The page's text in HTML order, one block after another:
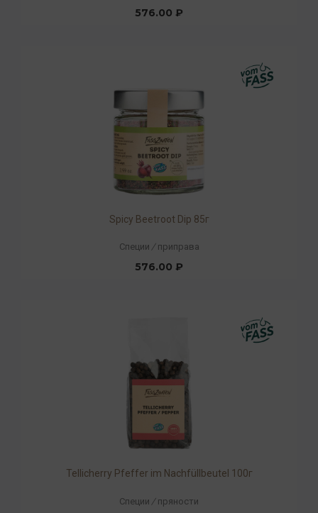
576.00 ₽
Spicy Beetroot Dip 85г
Специи / приправа
576.00 ₽
Tellicherry Pfeffer im Nachfüllbeutel 100г
Специи / пряности